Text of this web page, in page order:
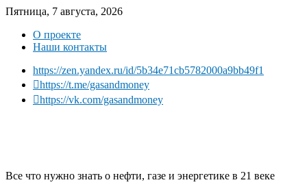
Пятница, 7 августа, 2026
О проекте
Наши контакты
https://zen.yandex.ru/id/5b34e71cb5782000a9bb49f1
https://t.me/gasandmoney
https://vk.com/gasandmoney
Все что нужно знать о нефти, газе и энергетике в 21 веке